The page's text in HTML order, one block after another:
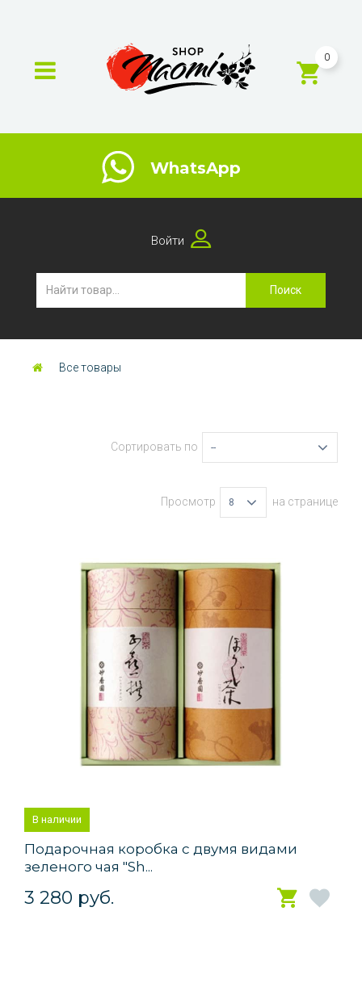
0
WhatsApp
Войти
Поиск
Все товары
Сортировать по --
Просмотр 8 на странице
В наличии
Подарочная коробка с двумя видами
зеленого чая "Sh...
3 280 руб.